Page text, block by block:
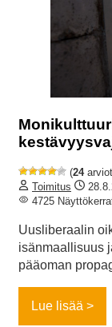
(24
Toimitus
4725
Uusliberaalin
isänmaallisuus
pääoman
Lue lisää